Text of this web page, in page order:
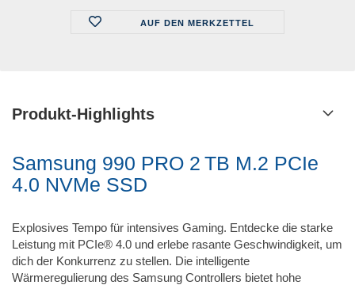
AUF DEN MERKZETTEL
Produkt-Highlights
Samsung 990 PRO 2 TB M.2 PCIe
4.0 NVMe SSD
Explosives Tempo für intensives Gaming. Entdecke die starke
Leistung mit PCIe® 4.0 und erlebe rasante Geschwindigkeit, um
dich der Konkurrenz zu stellen. Die intelligente
Wärmeregulierung des Samsung Controllers bietet hohe